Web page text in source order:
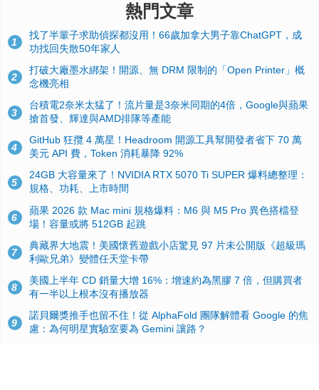
熱門文章
1
找了半輩子求助偵探都沒用！66歲加拿大男子靠ChatGPT，成
功找回失散50年家人
2
打破大廠墨水綁架！開源、無 DRM 限制的「Open Printer」概
念機亮相
3
台積電2奈米太猛了！流片量是3奈米同期的4倍，Google與蘋果
搶首發、輝達與AMD排隊等產能
4
GitHub 狂攬 4 萬星！Headroom 開源工具幫開發者省下 70 萬
美元 API 費，Token 消耗暴降 92%
5
24GB 大容量來了！NVIDIA RTX 5070 Ti SUPER 爆料總整理：
規格、功耗、上市時間
6
蘋果 2026 款 Mac mini 規格爆料：M6 與 M5 Pro 異色搭檔登
場！容量或將 512GB 起跳
7
典藏界大地震！美國懷舊遊戲小店驚見 97 片未公開版《超級瑪
利歐兄弟》變體任天堂卡帶
8
美國上半年 CD 銷量大增 16%：增速約為黑膠 7 倍，但購買者
有一半以上根本沒有播放器
9
諾貝爾獎推手也留不住！從 AlphaFold 團隊解體看 Google 的焦
慮：為何明星實驗室要為 Gemini 讓路？